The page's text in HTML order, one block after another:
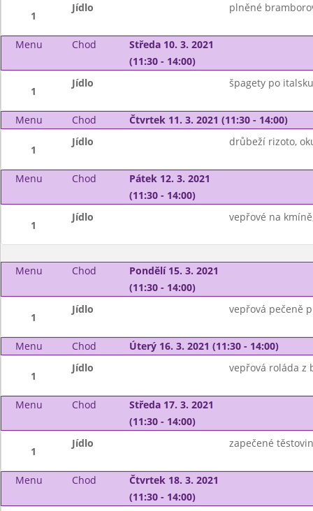
1
Jídlo plněné
Menu Chod
Středa 10. 3. 2021
(11:30 - 14:00)
1
Jídlo špagety po italsku
Menu Chod Čtvrtek 11. 3. 2021 (11:30 - 14:00)
1
Jídlo drůbeží rizoto,
Menu Chod
Pátek 12. 3. 2021
(11:30 - 14:00)
1
Jídlo vepřové na
Menu Chod
Pondělí 15. 3. 2021
(11:30 - 14:00)
1
Jídlo vepřová pečeně
Menu Chod Úterý 16. 3. 2021 (11:30 - 14:00)
1
Jídlo vepřová roláda z
Menu Chod
Středa 17. 3. 2021
(11:30 - 14:00)
1
Jídlo zapečené
Menu Chod
Čtvrtek 18. 3. 2021
(11:30 - 14:00)